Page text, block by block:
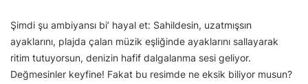
Şimdi şu ambiyansı bi’ hayal et: Sahildesin, uzatmışsın
ayaklarını, plajda çalan müzik eşliğinde ayaklarını sallayarak
ritim tutuyorsun, denizin hafif dalgalanma sesi geliyor.
Değmesinler keyfine! Fakat bu resimde ne eksik biliyor musun?